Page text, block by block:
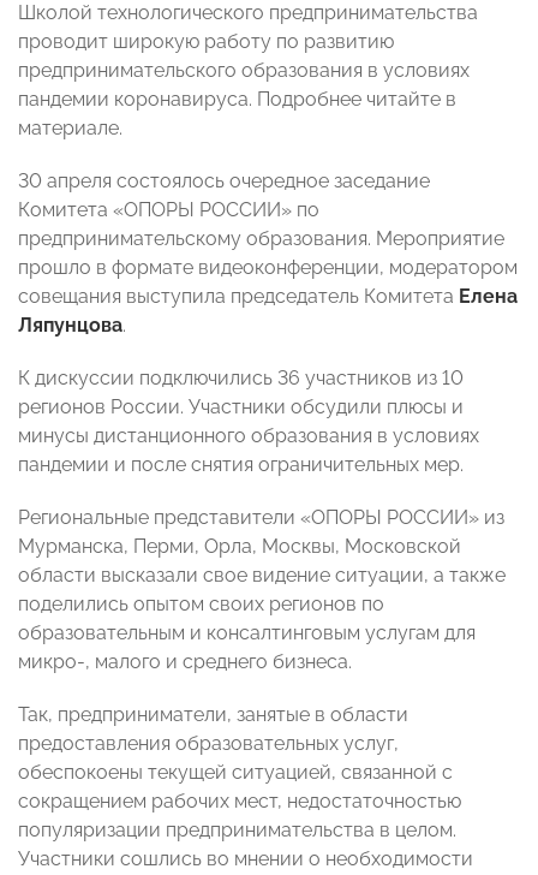
Школой технологического предпринимательства
проводит широкую работу по развитию
предпринимательского образования в условиях
пандемии коронавируса. Подробнее читайте в
материале.
30 апреля состоялось очередное заседание
Комитета «ОПОРЫ РОССИИ» по
предпринимательскому образования. Мероприятие
прошло в формате видеоконференции, модератором
совещания выступила председатель Комитета Елена
Ляпунцова.
К дискуссии подключились 36 участников из 10
регионов России. Участники обсудили плюсы и
минусы дистанционного образования в условиях
пандемии и после снятия ограничительных мер.
Региональные представители «ОПОРЫ РОССИИ» из
Мурманска, Перми, Орла, Москвы, Московской
области высказали свое видение ситуации, а также
поделились опытом своих регионов по
образовательным и консалтинговым услугам для
микро-, малого и среднего бизнеса.
Так, предприниматели, занятые в области
предоставления образовательных услуг,
обеспокоены текущей ситуацией, связанной с
сокращением рабочих мест, недостаточностью
популяризации предпринимательства в целом.
Участники сошлись во мнении о необходимости